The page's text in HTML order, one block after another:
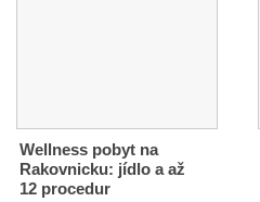
Wellness pobyt na
Rakovnicku: jídlo a až
12 procedur